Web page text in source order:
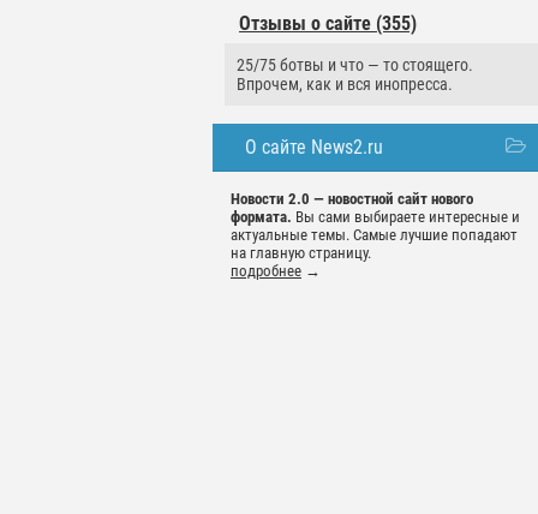
Отзывы о сайте (355)
25/75 ботвы и что — то стоящего.
Впрочем, как и вся инопресса.
О сайте News2.ru
Новости 2.0 — новостной сайт нового
формата. Вы сами выбираете интересные и
актуальные темы. Самые лучшие попадают
на главную страницу.
подробнее →